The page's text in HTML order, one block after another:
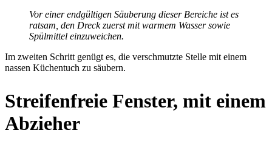
Vor einer endgültigen Säuberung dieser Bereiche ist es
ratsam, den Dreck zuerst mit warmem Wasser sowie
Spülmittel einzuweichen.
Im zweiten Schritt genügt es, die verschmutzte Stelle mit einem
nassen Küchentuch zu säubern.
Streifenfreie Fenster, mit einem
Abzieher